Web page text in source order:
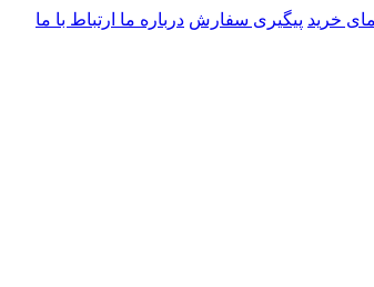
خرید پیگیری سفارش درباره ما ارتباط با ما